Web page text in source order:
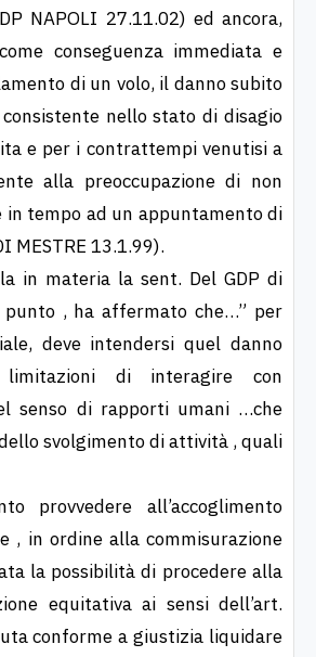
NAPOLI 27.11.02) ed ancora,
conseguenza immediata e
di un volo, il danno subito
nello stato di disagio
e per i contrattempi venutisi a
alla preoccupazione di non
in tempo ad un appuntamento di
MESTRE 13.1.99).
in materia la sent. Del GDP di
punto , ha affermato che…” per
deve intendersi quel danno
di interagire con
senso di rapporti umani …che
svolgimento di attività , quali
provvedere all’accoglimento
, in ordine alla commisurazione
la possibilità di procedere alla
equitativa ai sensi dell’art.
conforme a giustizia liquidare